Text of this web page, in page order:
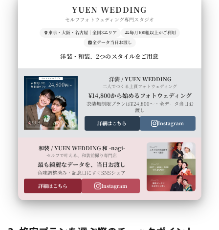
YUEN WEDDING
セルフフォトウェディング専門スタジオ
東京・大阪・名古屋｜全国3エリア
毎月100組以上がご利用
全データ当日お渡し
洋装・和装、2つのスタイルをご用意
洋装 / YUEN WEDDING
二人でつくる上質フォトウェディング
¥14,800から始めるフォトウェディング
衣装無制限プランは¥24,800〜・全データ当日お
渡し
詳細はこちら
Instagram
和装 / YUEN WEDDING 和 -nagi-
セルフで叶える、和装前撮り専門店
最も綺麗なデータを、当日お渡し
色味調整済み・記念日にすぐSNSシェア
詳細はこちら
Instagram